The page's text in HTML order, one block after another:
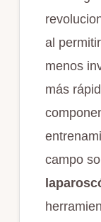
al
menos
más
campo